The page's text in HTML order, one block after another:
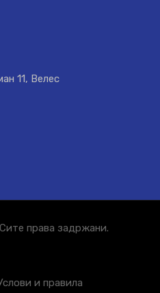
11, Велес
права задржани.
и правила